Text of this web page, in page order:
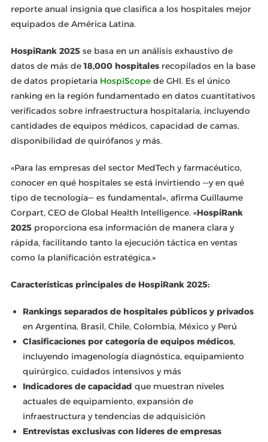
reporte anual insignia que clasifica a los hospitales mejor
equipados de América Latina.
HospiRank 2025se basa en un análisis exhaustivo de
datos de más de18,000 hospitalesrecopilados en la base
de datos propietaria HospiScopede GHI. Es el único
ranking en la región fundamentado en datos cuantitativos
verificados sobre infraestructura hospitalaria, incluyendo
cantidades de equipos médicos, capacidad de camas,
disponibilidad de quirófanos y más.
«Para las empresas del sector MedTech y farmacéutico,
conocer en qué hospitales se está invirtiendo —y en qué
tipo de tecnología— es fundamental», afirma Guillaume
Corpart, CEO de Global Health Intelligence. «HospiRank
2025proporciona esa información de manera clara y
rápida, facilitando tanto la ejecución táctica en ventas
como la planificación estratégica.»
Características principales de HospiRank 2025:
Rankings separados de hospitales públicos y privados
en Argentina, Brasil, Chile, Colombia, México y Perú
Clasificaciones por categoría de equipos médicos,
incluyendo imagenología diagnóstica, equipamiento
quirúrgico, cuidados intensivos y más
Indicadores de capacidad que muestran niveles
actuales de equipamiento, expansión de
infraestructura y tendencias de adquisición
Entrevistas exclusivas con líderes de empresas